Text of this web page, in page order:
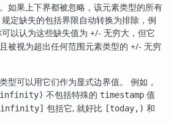
如果上下界都被忽略，该元素类型的所有
定缺失的包括界限自动转换为排除，例
可以认为这些缺失值为 +/- 无穷大，但它
被视为超出任何范围元素类型的 +/- 无穷
型可以用它们作为显式边界值。 例如，
不包括特殊的 timestamp 值
包括它, 就好比 [today,) 和